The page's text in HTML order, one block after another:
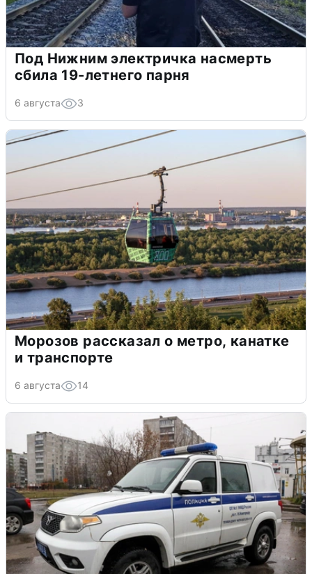
Под Нижним электричка насмерть
сбила 19-летнего парня
6 августа 3
Морозов рассказал о метро, канатке
и транспорте
6 августа 14